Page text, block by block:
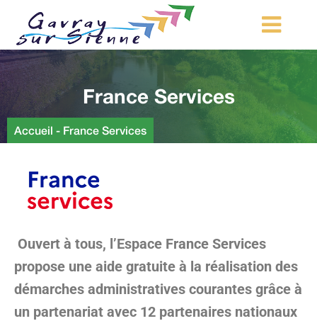
MA COMMUNE
MON QUOTIDIEN
LOISIRS ET TOURISME
Démarches d’urbanisme
France Services
Accueil - France Services
Ouvert à tous, l’Espace France Services
propose une aide gratuite à la réalisation des
démarches administratives courantes grâce à
un partenariat avec 12 partenaires nationaux